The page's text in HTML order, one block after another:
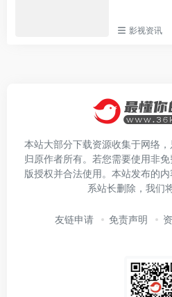
影视资讯
本站大部分下载资源收集于网络
归原作者所有。若您需要使用非
版授权并合法使用。本站发布的
系站长删除，我们
友链申请 免责声明